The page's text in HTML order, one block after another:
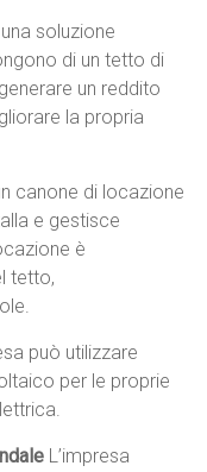
soluzione
di un tetto di
un reddito
la propria
canone di locazione
e gestisce
è
tetto,
può utilizzare
per le proprie
L’impresa